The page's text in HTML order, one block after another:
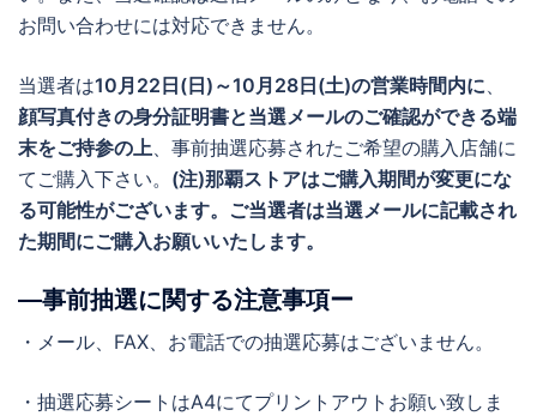
お問い合わせには対応できません。
当選者は10月22日(日)～10月28日(土)の営業時間内に、
顔写真付きの身分証明書と当選メールのご確認ができる端
末をご持参の上、事前抽選応募されたご希望の購入店舗に
てご購入下さい。 (注)那覇ストアはご購入期間が変更にな
る可能性がございます。ご当選者は当選メールに記載され
た期間にご購入お願いいたします。
―事前抽選に関する注意事項ー
・メール、FAX、お電話での抽選応募はございません。
・抽選応募シートはA4にてプリントアウトお願い致しま